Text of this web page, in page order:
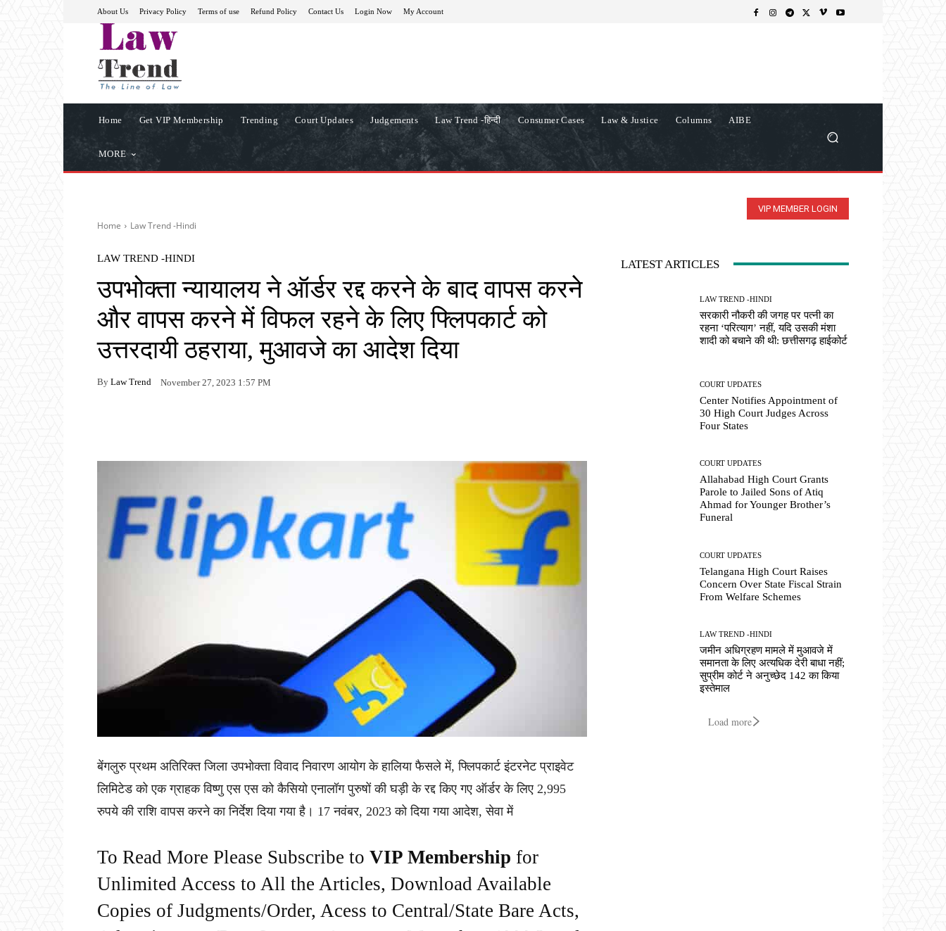
About Us Privacy Policy Terms of use Refund Policy Contact Us Login Now My Account
Home Get VIP Membership Trending Court Updates Judgements Law Trend -हिन्दी Consumer Cases Law & Justice Columns AIBE
MORE
VIP MEMBER LOGIN
Home Law Trend -Hindi
LAW TREND -HINDI
उपभोक्ता न्यायालय ने ऑर्डर रद्द करने के बाद वापस करने
और वापस करने में विफल रहने के लिए फ्लिपकार्ट को
उत्तरदायी ठहराया, मुआवजे का आदेश दिया
By Law Trend November 27, 2023 1:57 PM
बेंगलुरु प्रथम अतिरिक्त जिला उपभोक्ता विवाद निवारण आयोग के हालिया फैसले में, फ्लिपकार्ट इंटरनेट प्राइवेट
लिमिटेड को एक ग्राहक विष्णु एस एस को कैसियो एनालॉग पुरुषों की घड़ी के रद्द किए गए ऑर्डर के लिए 2,995
रुपये की राशि वापस करने का निर्देश दिया गया है। 17 नवंबर, 2023 को दिया गया आदेश, सेवा में
To Read More Please Subscribe to VIP Membership for
Unlimited Access to All the Articles, Download Available
Copies of Judgments/Order, Acess to Central/State Bare Acts,
LATEST ARTICLES
LAW TREND -HINDI
सरकारी नौकरी की जगह पर पत्नी का
रहना ‘परित्याग’ नहीं, यदि उसकी मंशा
शादी को बचाने की थी: छत्तीसगढ़ हाईकोर्ट
COURT UPDATES
Center Notifies Appointment of
30 High Court Judges Across
Four States
COURT UPDATES
Allahabad High Court Grants
Parole to Jailed Sons of Atiq
Ahmad for Younger Brother’s
Funeral
COURT UPDATES
Telangana High Court Raises
Concern Over State Fiscal Strain
From Welfare Schemes
LAW TREND -HINDI
जमीन अधिग्रहण मामले में मुआवजे में
समानता के लिए अत्यधिक देरी बाधा नहीं;
सुप्रीम कोर्ट ने अनुच्छेद 142 का किया
इस्तेमाल
Load more